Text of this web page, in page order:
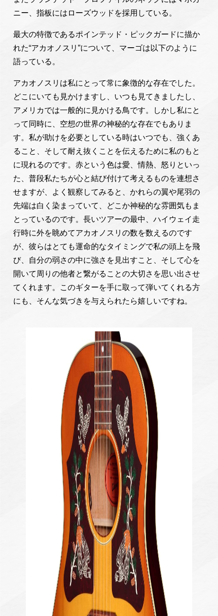
ニー、指板にはローズウッドを採用している。
最大の特徴であるポインテッド・ピックガードに描か
れた“アカオノスリ”について、マーゴは以下のように
語っている。
アカオノスリは私にとって常に象徴的な存在でした。
どこにいても見かけますし、いつも見てきましたし、
アメリカでは一般的に見かける鳥です。しかし私にと
って同時に、空想の世界の神秘的な存在でもありま
す。私が助けを必要としている時はいつでも、強くあ
ること、そして耐え抜くことを伝えるために私のもと
に現れるのです。赤という色は愛、情熱、怒りといっ
た、普段私たちが心と結び付けて考えるものを連想さ
せますが、よく観察してみると、かれらの翼や尾羽の
先端は白く染まっていて、どこか神秘的な雰囲気もま
とっているのです。長いツアーの最中、ハイウェイ走
行時に外を眺めてアカオノスリの数を数えるのです
が、彼らはとても運命的なタイミングで私の頭上を飛
び、自分の弱さの中に強さを見出すこと、そして心を
開いて周りの他者と繋がることの大切さを思い出させ
てくれます。このギターを手に取って弾いてくれる方
にも、そんな気づきを与えられたら嬉しいですね。